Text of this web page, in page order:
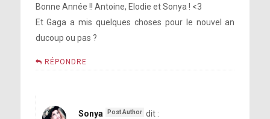
Bonne Année !! Antoine, Elodie et Sonya ! <3
Et Gaga a mis quelques choses pour le nouvel an
ducoup ou pas ?
RÉPONDRE
Sonya dit :